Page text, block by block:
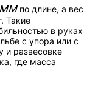
по длине, а вес
Такие
в руках
с упора или с
и развесовке
где масса